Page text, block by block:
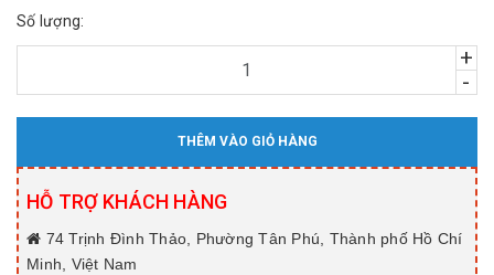
Số lượng:
+
-
THÊM VÀO GIỎ HÀNG
HỖ TRỢ KHÁCH HÀNG
74 Trịnh Đình Thảo, Phường Tân Phú, Thành phố Hồ Chí
Minh, Việt Nam